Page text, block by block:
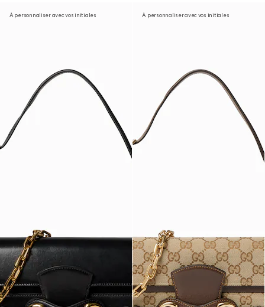
À personnaliser avec vos initiales À personnaliser avec vos initiales